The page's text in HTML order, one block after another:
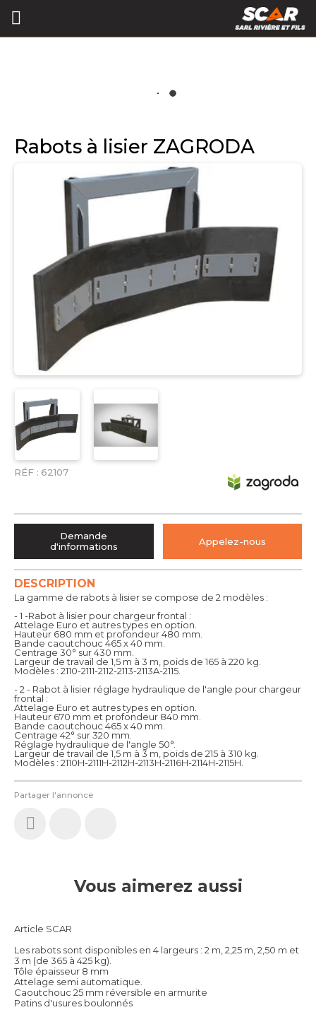
Rabots à lisier ZAGRODA
RÉF : 62107
Partager l'annonce
DESCRIPTION
La gamme de rabots à lisier se compose de 2 modèles :
- 1 -Rabot à lisier pour chargeur frontal :
Attelage Euro et autres types en option.
Hauteur 680 mm et profondeur 480 mm.
Bande caoutchouc 465 x 40 mm.
Centrage 30° sur 430 mm.
Largeur de travail de 1,5 m à 3 m, poids de 165 à 220 kg.
Modèles : 2110-2111-2112-2113-2113A-2115.
- 2 - Rabot à lisier réglage hydraulique de l'angle pour chargeur
frontal :
Attelage Euro et autres types en option.
Hauteur 670 mm et profondeur 840 mm.
Bande caoutchouc 465 x 40 mm.
Centrage 42° sur 320 mm.
Réglage hydraulique de l'angle 50°.
Largeur de travail de 1,5 m à 3 m, poids de 215 à 310 kg.
Modèles : 2110H-2111H-2112H-2113H-2116H-2114H-2115H.
Demande
d'informations
Appelez-nous
Vous aimerez aussi
Article SCAR
Les rabots sont disponibles en 4 largeurs : 2 m, 2,25 m, 2,50 m et
3 m (de 365 à 425 kg).
Tôle épaisseur 8 mm
Attelage semi automatique.
Caoutchouc 25 mm réversible en armurite
Patins d'usures boulonnés